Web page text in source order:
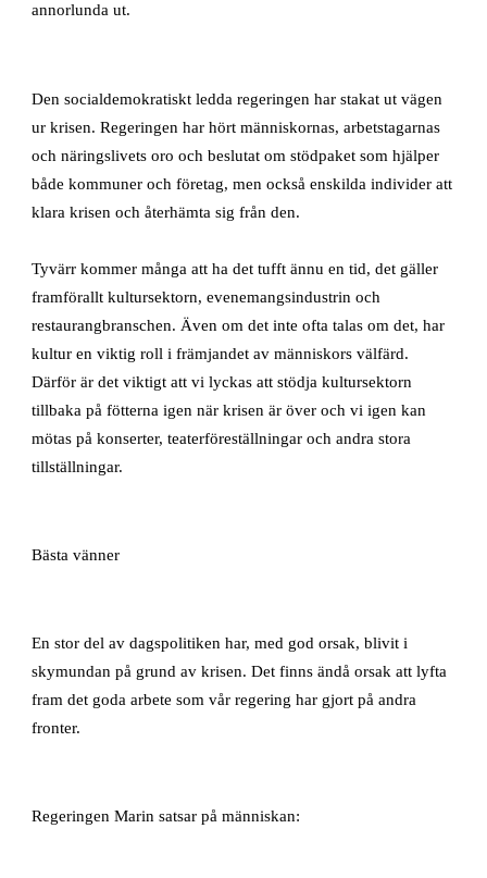
annorlunda ut.
Den socialdemokratiskt ledda regeringen har stakat ut vägen
ur krisen. Regeringen har hört människornas, arbetstagarnas
och näringslivets oro och beslutat om stödpaket som hjälper
både kommuner och företag, men också enskilda individer att
klara krisen och återhämta sig från den.
Tyvärr kommer många att ha det tufft ännu en tid, det gäller
framförallt kultursektorn, evenemangsindustrin och
restaurangbranschen. Även om det inte ofta talas om det, har
kultur en viktig roll i främjandet av människors välfärd.
Därför är det viktigt att vi lyckas att stödja kultursektorn
tillbaka på fötterna igen när krisen är över och vi igen kan
mötas på konserter, teaterföreställningar och andra stora
tillställningar.
Bästa vänner
En stor del av dagspolitiken har, med god orsak, blivit i
skymundan på grund av krisen. Det finns ändå orsak att lyfta
fram det goda arbete som vår regering har gjort på andra
fronter.
Regeringen Marin satsar på människan: